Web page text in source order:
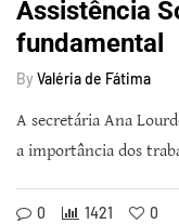
Assistência
fundamental
By Valéria de Fátima
A secretária Ana
a importância dos
0 1421 0